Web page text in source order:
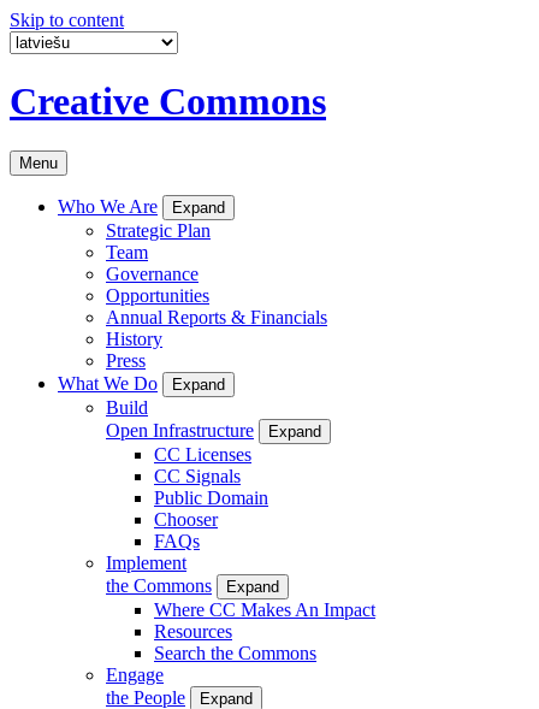
Skip to content
Creative Commons
Menu
Who We Are Expand
Strategic Plan
Team
Governance
Opportunities
Annual Reports & Financials
History
Press
What We Do
Expand
Build
Open Infrastructure
Expand
CC Licenses
CC Signals
Public Domain
Chooser
FAQs
Implement
the Commons
Expand
Where CC Makes An Impact
Resources
Search the Commons
Engage
the People
Expand